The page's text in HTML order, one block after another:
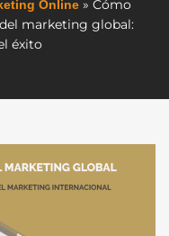
Online» Cómo
marketing global:
éxito